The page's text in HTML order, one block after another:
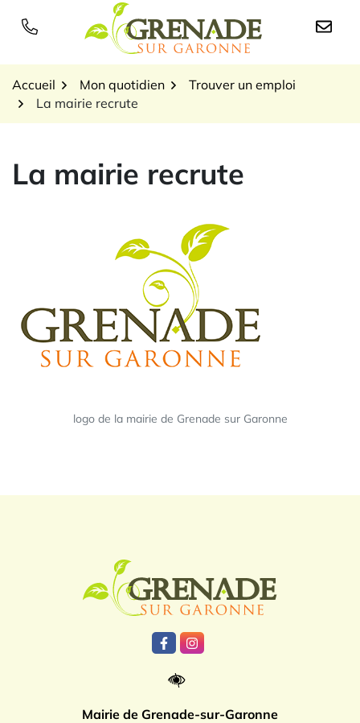
Logo Grenade sur
Accueil Mon quotidien
Trouver un emploi
La mairie recrute
La mairie recrute
logo de la mairie de Grenade sur Garonne
Lien vers le compte Facebook
Lien vers le compte
Mairie de Grenade-sur-Garonne